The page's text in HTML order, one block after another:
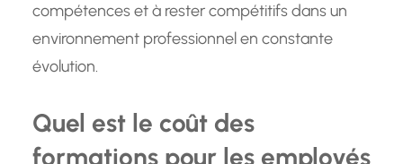
compétences et à rester compétitifs dans un
environnement professionnel en constante
évolution.
Quel est le coût des
formations pour les employés